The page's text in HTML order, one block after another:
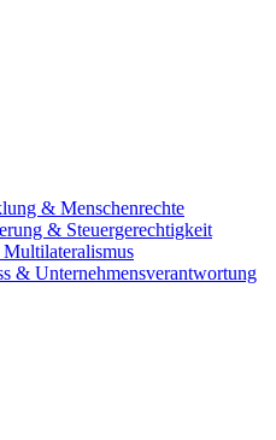
& Menschenrechte
& Steuergerechtigkeit
& Unternehmensverantwortung